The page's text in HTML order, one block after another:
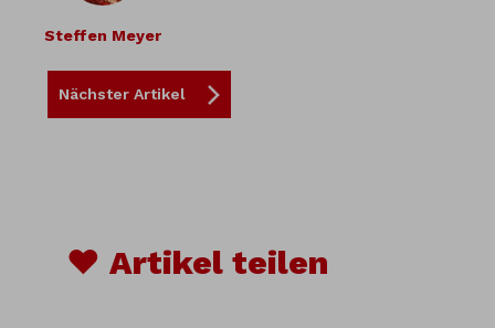
Steffen Meyer
Nächster Artikel
♥ Artikel teilen